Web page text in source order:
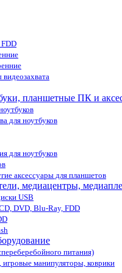
планшетные ПК и
для ноутбуков
для ноутбуков
аксессуары для планшетов
медиацентры,
USB
DVD, Blu-Ray, FDD
питания)
манипуляторы, коврики